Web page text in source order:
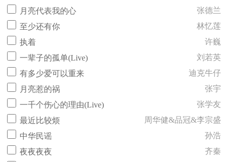
月亮代表我的心
张德兰
至少还有你
林忆莲
执着
许巍
一辈子的孤单(Live)
刘若英
有多少爱可以重来
迪克牛仔
月亮惹的祸
张宇
一千个伤心的理由(Live)
张学友
最近比较烦
周华健&品冠&李宗盛
中华民谣
孙浩
夜夜夜夜
齐秦